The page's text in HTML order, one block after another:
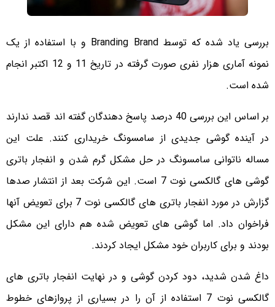
بررسی یاد شده که توسط Branding Brand و با استفاده از یک
نمونه آماری هزار نفری صورت گرفته در تاریخ 11 و 12 اکتبر انجام
شده است.
بر اساس این بررسی 40 درصد پاسخ دهندگان گفته اند قصد ندارند
در آینده گوشی جدیدی از سامسونگ خریداری کنند. علت این
مساله ناتوانی سامسونگ در حل مشکل گرم شدن و انفجار باتری
گوشی های گالکسی نوت 7 است. این شرکت بعد از انتشار صدها
گزارش در مورد انفجار باتری های گالکسی نوت 7 برای تعویض آنها
فراخوان داد. اما گوشی های تعویض شده هم دارای این مشکل
بودند و برای کاربران خود مشکل ایجاد کردند.
داغ شدن شدید، دود کردن گوشی و در نهایت انفجار باتری های
گالکسی نوت 7 استفاده از آن را در بسیاری از پروازهای خطوط